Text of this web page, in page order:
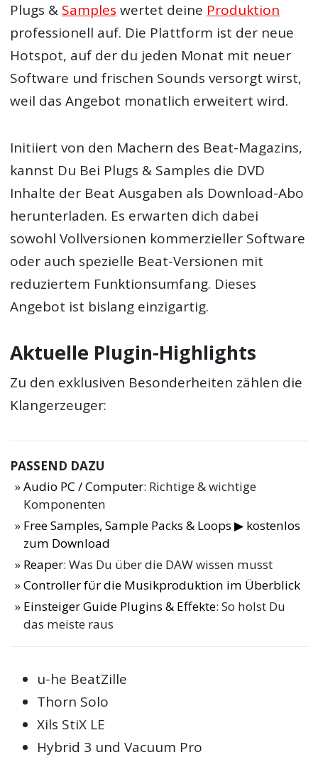
Plugs & Samples wertet deine Produktion
professionell auf. Die Plattform ist der neue
Hotspot, auf der du jeden Monat mit neuer
Software und frischen Sounds versorgt wirst,
weil das Angebot monatlich erweitert wird.
Initiiert von den Machern des Beat-Magazins,
kannst Du Bei Plugs & Samples die DVD
Inhalte der Beat Ausgaben als Download-Abo
herunterladen. Es erwarten dich dabei
sowohl Vollversionen kommerzieller Software
oder auch spezielle Beat-Versionen mit
reduziertem Funktionsumfang. Dieses
Angebot ist bislang einzigartig.
Aktuelle Plugin-Highlights
Zu den exklusiven Besonderheiten zählen die
Klangerzeuger:
PASSEND DAZU
Audio PC / Computer: Richtige & wichtige
Komponenten
Free Samples, Sample Packs & Loops ▶ kostenlos
zum Download
Reaper: Was Du über die DAW wissen musst
Controller für die Musikproduktion im Überblick
Einsteiger Guide Plugins & Effekte: So holst Du
das meiste raus
u-he BeatZille
Thorn Solo
Xils StiX LE
Hybrid 3 und Vacuum Pro